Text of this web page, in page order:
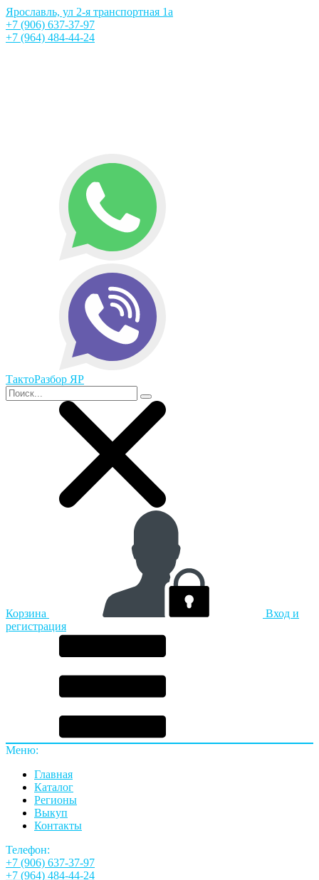
Ярославль, ул 2-я транспортная 1а
+7 (906) 637-37-97
+7 (964) 484-44-24
ТактоРазбор ЯР
Корзина
Вход и
регистрация
Меню:
Главная
Каталог
Регионы
Выкуп
Контакты
Телефон:
+7 (906) 637-37-97
+7 (964) 484-44-24